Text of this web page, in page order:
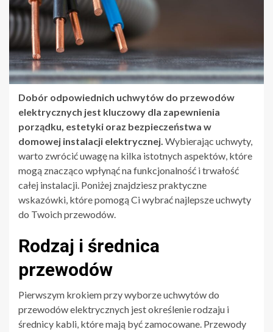
Dobór odpowiednich uchwytów do przewodów
elektrycznych jest kluczowy dla zapewnienia
porządku, estetyki oraz bezpieczeństwa w
domowej instalacji elektrycznej. Wybierając uchwyty,
warto zwrócić uwagę na kilka istotnych aspektów, które
mogą znacząco wpłynąć na funkcjonalność i trwałość
całej instalacji. Poniżej znajdziesz praktyczne
wskazówki, które pomogą Ci wybrać najlepsze uchwyty
do Twoich przewodów.
Rodzaj i średnica
przewodów
Pierwszym krokiem przy wyborze uchwytów do
przewodów elektrycznych jest określenie rodzaju i
średnicy kabli, które mają być zamocowane. Przewody